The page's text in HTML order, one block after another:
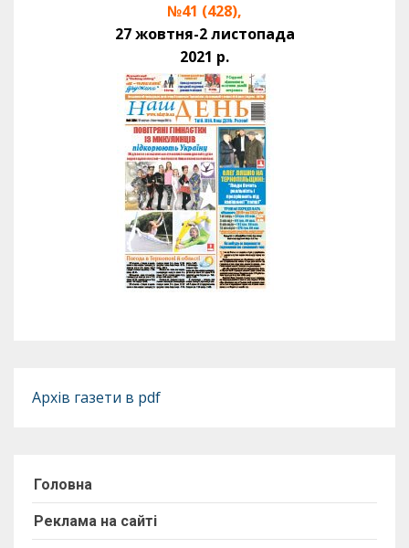
№41 (428),
27 жовтня-2 листопада
2021 р.
Архів газети в pdf
Головна
Реклама на сайті